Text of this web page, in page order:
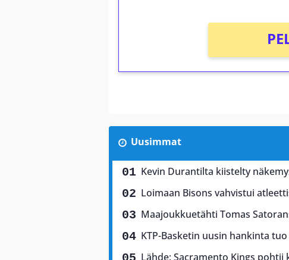
Uusimmat
Kevin Durantilta kiistelty
Loimaan Bisons vahvistui
Maajoukkuetähti Tomas
KTP-Basketin uusin hankinta
Lähde: Sacramento Kings